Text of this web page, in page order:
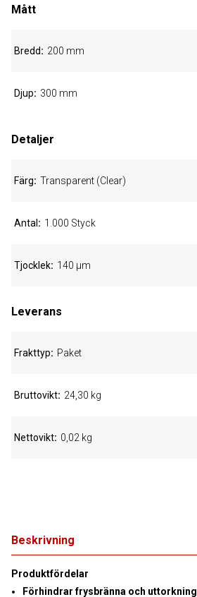
Beskrivning
Produktfördelar
Förhindrar frysbränna och uttorkning
Mått
Bredd 200 mm
Djup 300 mm
Detaljer
Färg Transparent (Clear)
Antal 1.000 Styck
Tjocklek 140 µm
Leverans
Frakttyp Paket
Bruttovikt 24,30 kg
Nettovikt 0,02 kg